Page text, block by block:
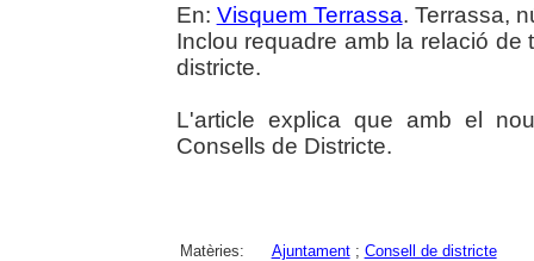
En: Visquem Terrassa. Terrassa,
Inclou requadre amb la relació
districte.
L'article explica que amb el
Consells de Districte.
Matèries: Ajuntament; Consell de districte